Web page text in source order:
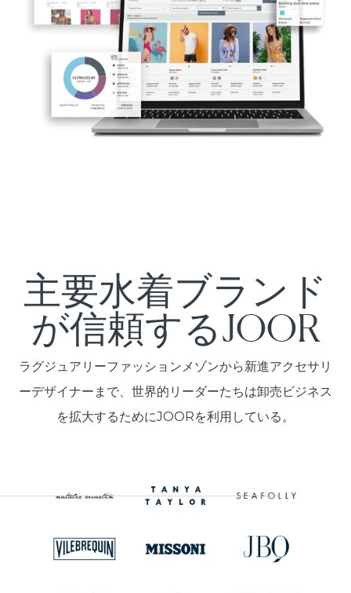
主要水着ブランド
が信頼するJOOR
ラグジュアリーファッションメゾンから新進アクセサリ
ーデザイナーまで、世界的リーダーたちは卸売ビジネス
を拡大するためにJOORを利用している。